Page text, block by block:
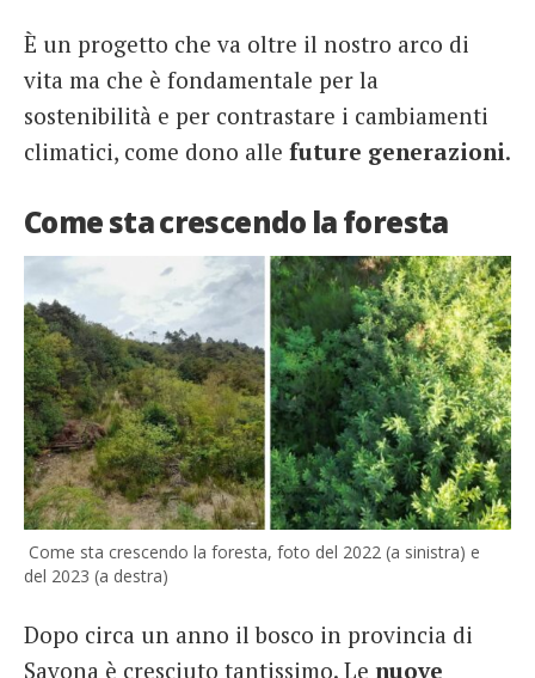
È un progetto che va oltre il nostro arco di
vita ma che è fondamentale per la
sostenibilità e per contrastare i cambiamenti
climatici, come dono alle future generazioni.
Come sta crescendo la foresta
Come sta crescendo la foresta, foto del 2022 (a sinistra) e
del 2023 (a destra)
Dopo circa un anno il bosco in provincia di
Savona è cresciuto tantissimo. Le nuove